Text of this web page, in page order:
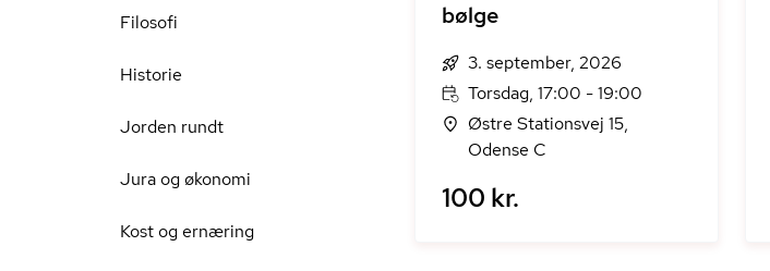
Filosofi
Historie
Jorden rundt
Jura og økonomi
Kost og ernæring
bølge
3. september, 2026
Torsdag, 17:00 - 19:00
Østre Stationsvej 15,
Odense C
100 kr.